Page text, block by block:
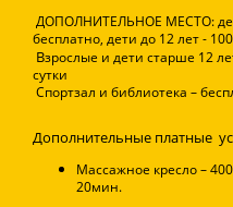
ДОПОЛНИТЕЛЬНОЕ МЕСТО:
бесплатно, дети до 12 лет -
Взрослые и дети старше 12
сутки
Спортзал и библиотека –
Дополнительные платные
Массажное кресло –
20мин.